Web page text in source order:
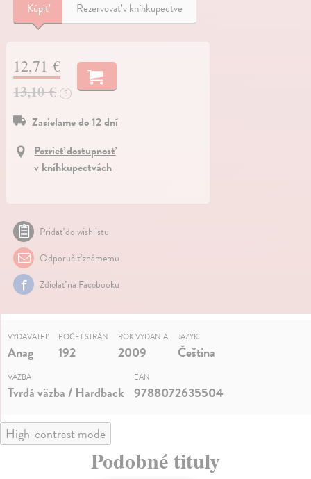
Kúpiť Rezervovať v kníhkupectve
12,71 €
13,10 € ?
Zasielame do 12 dní
Pozrieť dostupnosť
v kníhkupectvách
Pridať do wishlistu
Odporučiť známemu
Zdielať na Facebooku
VYDAVATEĽ
Anag
POČET STRÁN
192
ROK VYDANIA
2009
JAZYK
Čeština
VÄZBA
Tvrdá väzba / Hardback
EAN
9788072635504
High-contrast mode
Podobné tituly